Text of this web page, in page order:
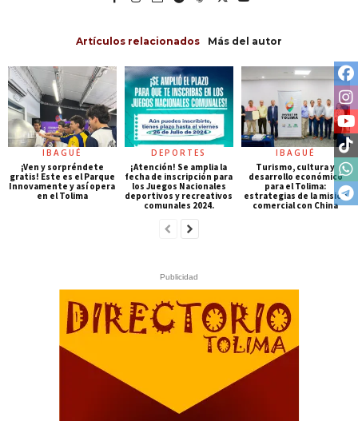
Artículos relacionados Más del autor
IBAGUÉ
¡Ven y sorpréndete
gratis! Este es el Parque
Innovamente y así opera
en el Tolima
DEPORTES
¡Atención! Se amplia la
fecha de inscripción para
los Juegos Nacionales
deportivos y recreativos
comunales 2024.
IBAGUÉ
Turismo, cultura y
desarrollo económico
para el Tolima:
estrategias de la misión
comercial con China
Publicidad